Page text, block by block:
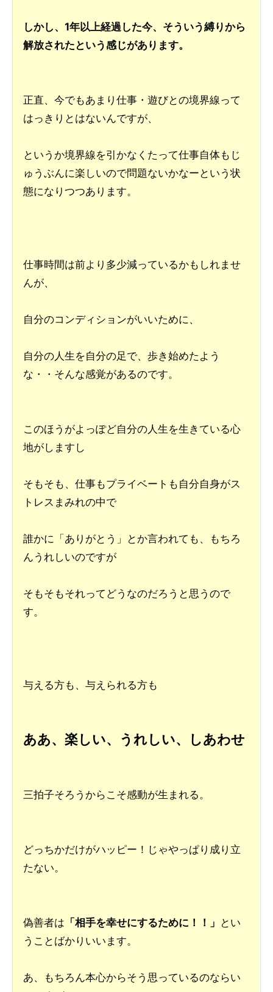
しかし、1年以上経過した今、そういう縛りから
解放されたという感じがあります。
正直、今でもあまり仕事・遊びとの境界線って
はっきりとはないんですが、
というか境界線を引かなくたって仕事自体もじ
ゅうぶんに楽しいので問題ないかなーという状
態になりつつあります。
仕事時間は前より多少減っているかもしれませ
んが、
自分のコンディションがいいために、
自分の人生を自分の足で、歩き始めたよう
な・・そんな感覚があるのです。
このほうがよっぽど自分の人生を生きている心
地がしますし
そもそも、仕事もプライベートも自分自身がス
トレスまみれの中で
誰かに「ありがとう」とか言われても、もちろ
んうれしいのですが
そもそもそれってどうなのだろうと思うので
す。
与える方も、与えられる方も
ああ、楽しい、うれしい、しあわせ
三拍子そろうからこそ感動が生まれる。
どっちかだけがハッピー！じゃやっぱり成り立
たない。
偽善者は 「相手を幸せにするために！！」 とい
うことばかりいいます。
あ、もちろん本心からそう思っているのならい